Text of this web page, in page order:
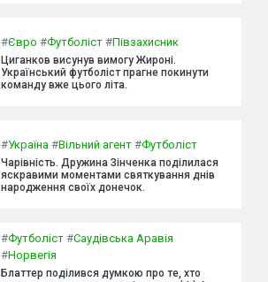
#Євро #Футболіст #Півзахисник
Циганков висунув вимогу Жироні.
Український футболіст прагне покинути
команду вже цього літа.
#Україна #Вільний агент #Футболіст
Чарівність. Дружина Зінченка поділилася
яскравими моментами святкування днів
народження своїх донечок.
#Футболіст #Саудівська Аравія
#Норвегія
Блаттер поділився думкою про те, хто